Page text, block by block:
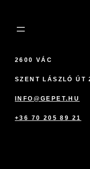
2600 VÁC
SZENT LÁSZLÓ ÚT
INFO@GEPET.HU
+36 70 205 89 21